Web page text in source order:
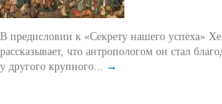
В предисловии к «Секрету нашего успеха»
рассказывает, что антропологом он стал
у другого крупного... →